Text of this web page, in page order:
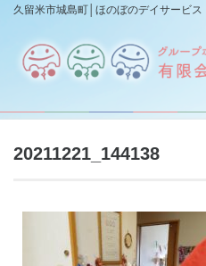
久留米市城島町│ほのぼのデイサービ
20211221_144138